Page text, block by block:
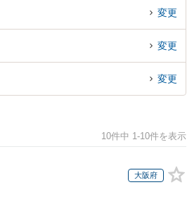
変更
変更
変更
10件中 1-10件を表示
大阪府